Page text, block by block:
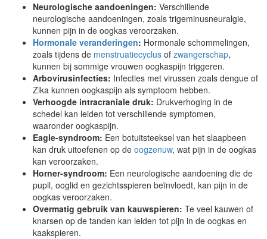
Neurologische aandoeningen: Verschillende
neurologische aandoeningen, zoals trigeminusneuralgie,
kunnen pijn in de oogkas veroorzaken.
Hormonale veranderingen: Hormonale schommelingen,
zoals tijdens de menstruatiecyclus of zwangerschap,
kunnen bij sommige vrouwen oogkaspijn triggeren.
Arbovirusinfecties: Infecties met virussen zoals dengue of
Zika kunnen oogkaspijn als symptoom hebben.
Verhoogde intracraniale druk: Drukverhoging in de
schedel kan leiden tot verschillende symptomen,
waaronder oogkaspijn.
Eagle-syndroom: Een botuitsteeksel van het slaapbeen
kan druk uitoefenen op de oogzenuw, wat pijn in de oogkas
kan veroorzaken.
Horner-syndroom: Een neurologische aandoening die de
pupil, ooglid en gezichtsspieren beïnvloedt, kan pijn in de
oogkas veroorzaken.
Overmatig gebruik van kauwspieren: Te veel kauwen of
knarsen op de tanden kan leiden tot pijn in de oogkas en
kaakspieren.